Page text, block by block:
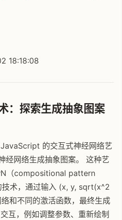
18:18:08
：探索生成抽象图案
的交互式神经网络艺
经网络生成抽象图案。 这种艺
（compositional pattern
术，通过输入 (x, y, sqrt(x^2
和不同的激活函数，最终生成
互，例如调整参数、重新绘制